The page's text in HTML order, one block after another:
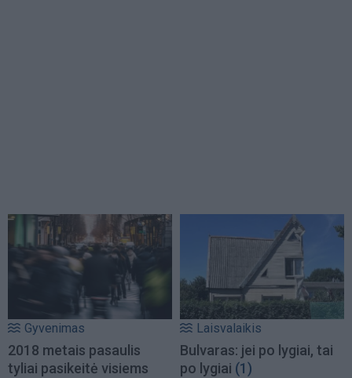
Gyvenimas
2018 metais pasaulis
tyliai pasikeitė visiems
Laisvalaikis
Bulvaras: jei po lygiai, tai
po lygiai (1)